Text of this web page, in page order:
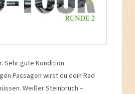
Sehr gute Kondition
Passagen wirst du dein Rad
Weißer Steinbruch –